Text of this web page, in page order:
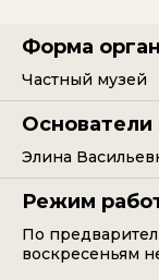
Форма
Частный музей
Основатели
Элина
Режим
По
воскресеньям